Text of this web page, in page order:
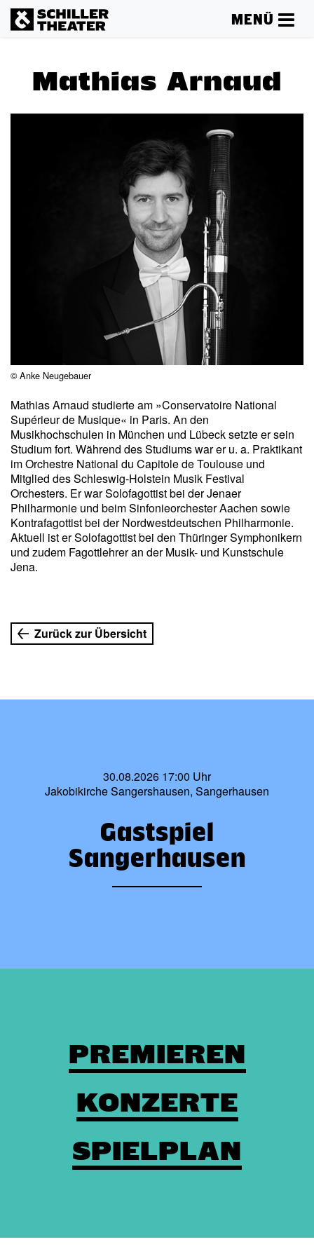
MENÜ
Mathias Arnaud
© Anke Neugebauer
Mathias Arnaud studierte am »Conservatoire National
Supérieur de Musique« in Paris. An den
Musikhochschulen in München und Lübeck setzte er sein
Studium fort. Während des Studiums war er u. a. Praktikant
im Orchestre National du Capitole de Toulouse und
Mitglied des Schleswig-Holstein Musik Festival
Orchesters. Er war Solofagottist bei der Jenaer
Philharmonie und beim Sinfonieorchester Aachen sowie
Kontrafagottist bei der Nordwestdeutschen Philharmonie.
Aktuell ist er Solofagottist bei den Thüringer Symphonikern
und zudem Fagottlehrer an der Musik- und Kunstschule
Jena.
Zurück zur Übersicht
30.08.2026 17:00 Uhr
Jakobikirche Sangershausen, Sangerhausen
Gastspiel
Sangerhausen
PREMIEREN
KONZERTE
SPIELPLAN